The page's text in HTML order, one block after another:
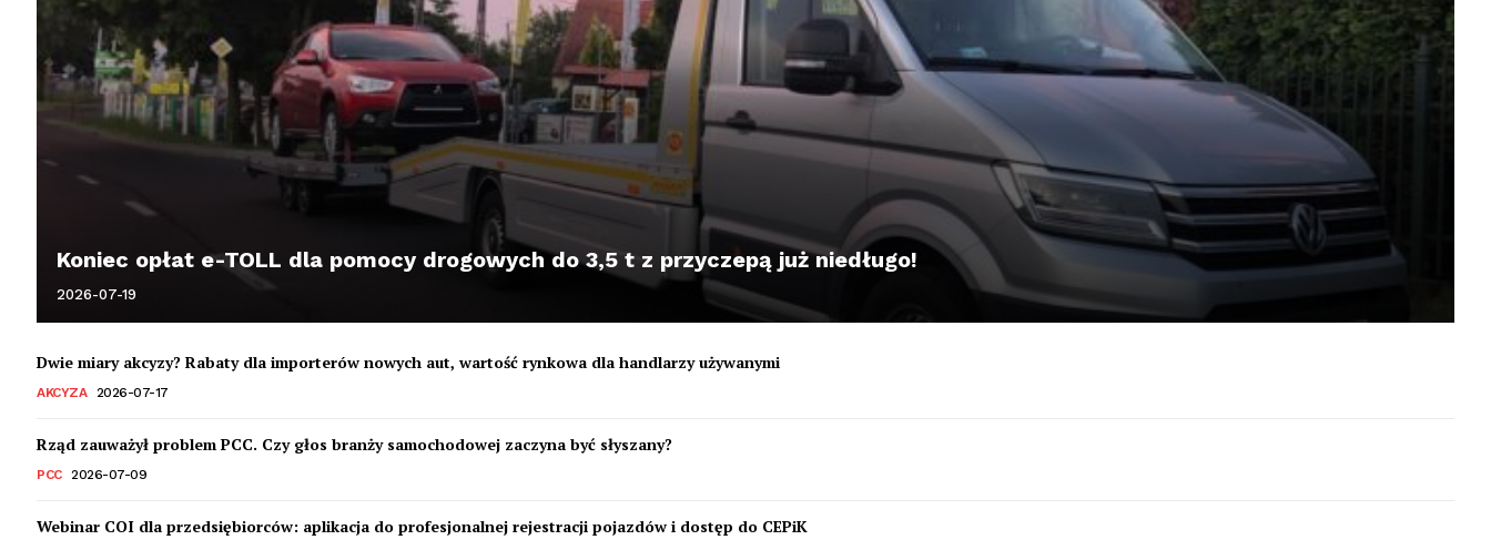
Koniec opłat e-TOLL dla pomocy drogowych do 3,5 t z przyczepą już niedługo!
2026-07-19
Dwie miary akcyzy? Rabaty dla importerów nowych aut, wartość rynkowa dla handlarzy używanymi
AKCYZA 2026-07-17
Rząd zauważył problem PCC. Czy głos branży samochodowej zaczyna być słyszany?
PCC 2026-07-09
Webinar COI dla przedsiębiorców: aplikacja do profesjonalnej rejestracji pojazdów i dostęp do CEPiK